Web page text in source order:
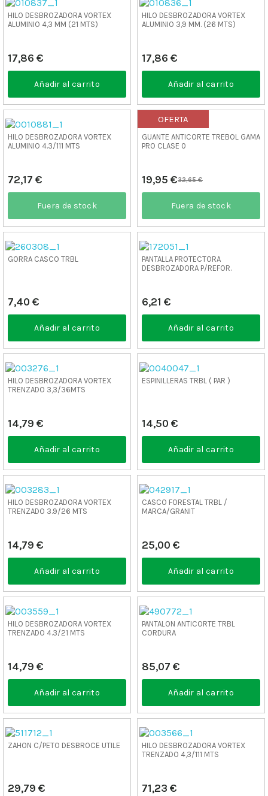
HILO DESBROZADORA VORTEX
ALUMINIO 4,3 MM (21 MTS)
17,86 €
Añadir al carrito
HILO DESBROZADORA VORTEX
ALUMINIO 3,9 MM. (26 MTS)
17,86 €
Añadir al carrito
HILO DESBROZADORA VORTEX
ALUMINIO 4.3/111 MTS
72,17 €
Fuera de stock
GUANTE ANTICORTE TREBOL GAMA
PRO CLASE 0
32,65 €
19,95 €
Fuera de stock
OFERTA
GORRA CASCO TRBL
7,40 €
Añadir al carrito
PANTALLA PROTECTORA
DESBROZADORA P/REFOR.
6,21 €
Añadir al carrito
HILO DESBROZADORA VORTEX
TRENZADO 3,3/36MTS
14,79 €
Añadir al carrito
ESPINILLERAS TRBL ( PAR )
14,50 €
Añadir al carrito
HILO DESBROZADORA VORTEX
TRENZADO 3.9/26 MTS
14,79 €
Añadir al carrito
CASCO FORESTAL TRBL /
MARCA/GRANIT
25,00 €
Añadir al carrito
HILO DESBROZADORA VORTEX
TRENZADO 4.3/21 MTS
14,79 €
Añadir al carrito
PANTALON ANTICORTE TRBL
CORDURA
85,07 €
Añadir al carrito
ZAHON C/PETO DESBROCE UTILE
29,79 €
HILO DESBROZADORA VORTEX
TRENZADO 4,3/111 MTS
71,23 €